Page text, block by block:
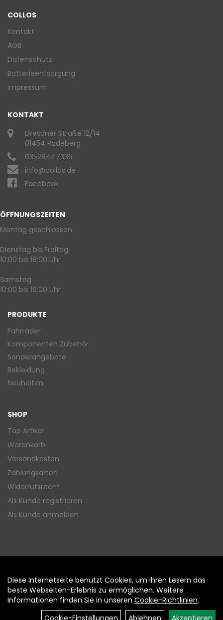
COLLOS
Kontakt
AGB
Datenschutz
Batterieentsorgung
Impressum
KONTAKT
Dresdner Straße 12/14
01454 Radeberg
03528447336
info@collos.de
Facebook
ÖFFNUNGSZEITEN
Montag geschlossen
Dienstag bis Freitag
10:00 bis 18:00 Uhr
Samstag
10:00 bis 16:00 Uhr
PRODUKTE
Fahrräder
Komponenten Zubehör
Sonderangebote
Bekleidung
Neuheiten
SHOP
Top Artikel
Warenkorb
Versandkosten
Zahlungsarten
Widerrufsrecht
Als Kunde registrieren
Als Kunde anmelden
Diese Internetseite benutzt Cookies, um Ihren Lesern das
beste Webseiten-Erlebnis zu ermöglichen. Weitere
Informationen finden Sie in unseren Cookie-Richtlinien.
Cookie-Einstellungen
Ablehnen Akzeptieren
Auftrag widerrufen